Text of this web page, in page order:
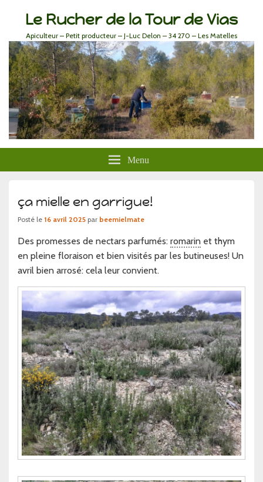
Le Rucher de la Tour de Vias
Apiculteur – Petit producteur – J-Luc Delon – 34 270 – Les Matelles
Menu
ça mielle en garrigue!
Posté le 16 avril 2025 par beemielmate
Des promesses de nectars parfumés: romarin et thym
en pleine floraison et bien visités par les butineuses! Un
avril bien arrosé: cela leur convient.